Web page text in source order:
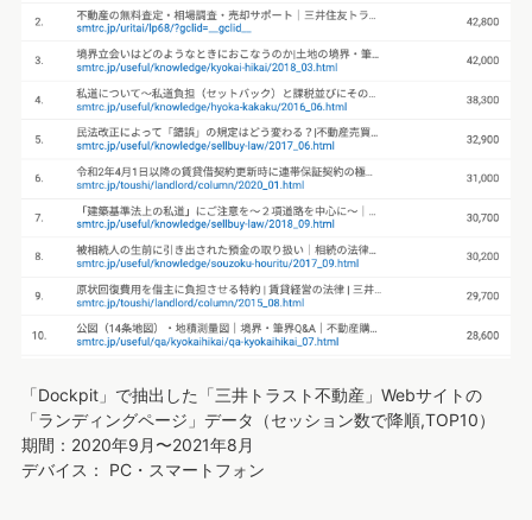
「Dockpit」で抽出した「三井トラスト不動産」Webサイトの
「ランディングページ」データ（セッション数で降順,TOP10）
期間：2020年9月〜2021年8月
デバイス： PC・スマートフォン